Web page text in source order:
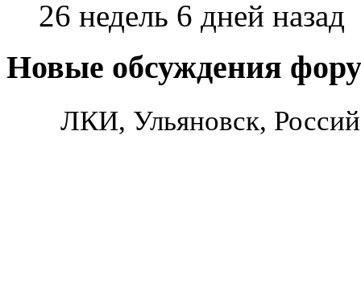
26 недель 6 дней назад
Новые обсуждения
ЛКИ, Ульяновск,